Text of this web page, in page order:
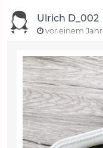
Ulrich D_002
vor einem Jahr